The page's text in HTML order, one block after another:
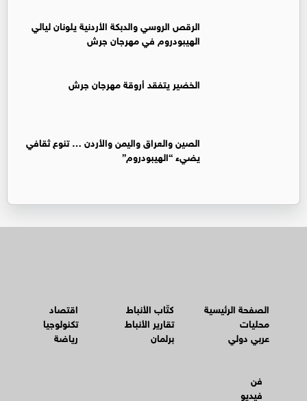
الرقص الروسي والدبكة الأردنية يلونان ليالي
الهيبودروم في مهرجان جرش
الخضير يتفقد أروقة مهرجان جرش
الصين والعراق واليمن والأردن … تنوع ثقافي
يضيء “الهيبودروم”
الصفحة الرئيسية
محليات
عربي دولي
كتّاب الأنباط
تقارير الأنباط
برلمان
اقتصاد
تكنولوجيا
رياضة
فن
فيديو